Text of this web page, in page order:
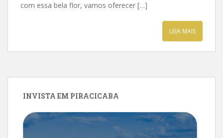
com essa bela flor, vamos oferecer […]
LEIA MAIS
INVISTA EM PIRACICABA